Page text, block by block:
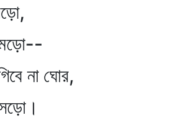
না ঘোর,